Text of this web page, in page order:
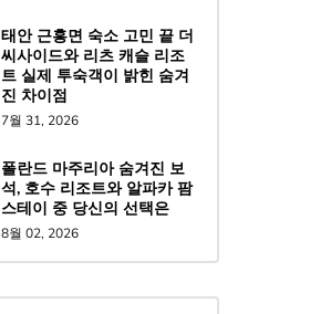
태안 근흥면 숙소 고민 끝 더
씨사이드와 리츠 캐슬 리조
트 실제 투숙객이 밝힌 숨겨
진 차이점
7월 31, 2026
폴란드 마주리아 숨겨진 보
석, 호수 리조트와 알파카 팜
스테이 중 당신의 선택은
8월 02, 2026